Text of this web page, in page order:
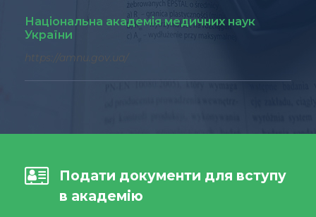
Національна академія медичних наук
України
https://amnu.gov.ua/
Подати документи для вступу
в академію